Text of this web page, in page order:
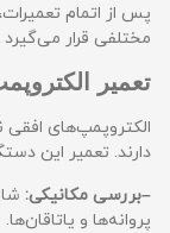
پس از اتمام
مختلفی قرار
تعمیر
الکتروپمپ‌های
دارند. تعمیر این
–بررسی مکانیکی:
پروانه‌ها و یاتاقان‌ها.